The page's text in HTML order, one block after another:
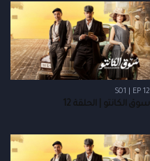
S01 | EP 12
سوق الكانتو | الحلقة 12